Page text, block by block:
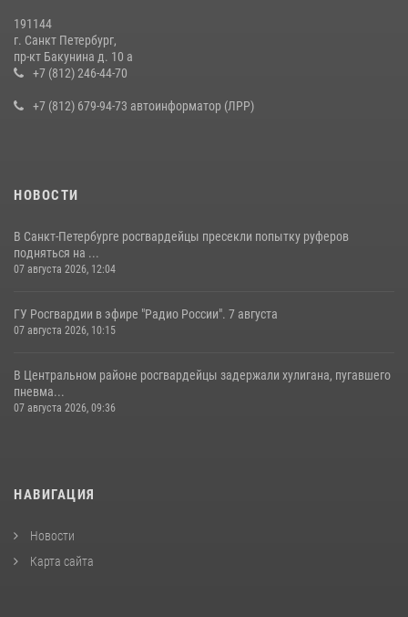
В Ленобласти сотрудники Росгвардии провели встречу с
воспитанниками детского клуба «Умные каникулы»
191144
г. Санкт Петербург,
пр-кт Бакунина д. 10 а
+7 (812) 246-44-70
+7 (812) 679-94-73 автоинформатор (ЛРР)
НОВОСТИ
В Санкт-Петербурге росгвардейцы пресекли попытку руферов
подняться на ...
07 августа 2026, 12:04
ГУ Росгвардии в эфире "Радио России". 7 августа
07 августа 2026, 10:15
В Центральном районе росгвардейцы задержали хулигана, пугавшего
пневма...
07 августа 2026, 09:36
НАВИГАЦИЯ
Новости
Карта сайта